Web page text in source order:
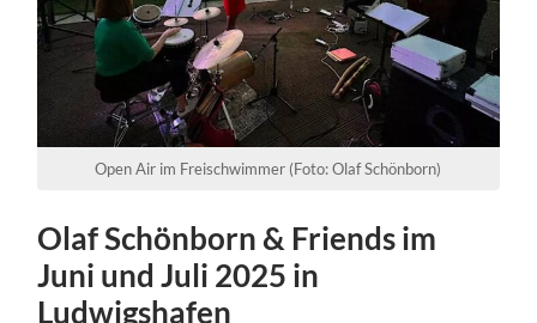
Open Air im Freischwimmer (Foto: Olaf Schönborn)
Olaf Schönborn & Friends im
Juni und Juli 2025 in
Ludwigshafen